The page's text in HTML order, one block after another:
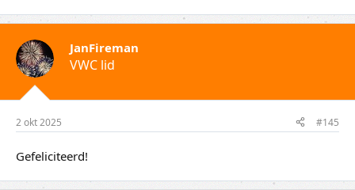
JanFireman
VWC lid
2 okt 2025 #145
Gefeliciteerd!